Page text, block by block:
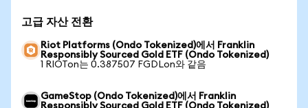
고급 자산 전환
Riot Platforms (Ondo Tokenized)에서 Franklin
Responsibly Sourced Gold ETF (Ondo Tokenized)
1 RIOTon는 0.387507 FGDLon와 같음
GameStop (Ondo Tokenized)에서 Franklin
Responsibly Sourced Gold ETF (Ondo Tokenized)